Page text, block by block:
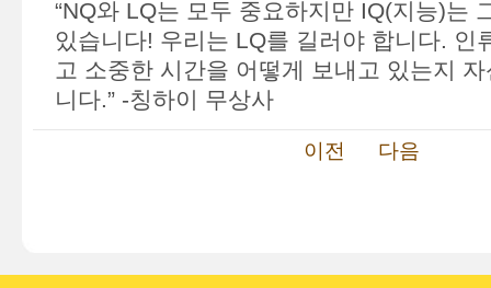
“NQ와 LQ는 모두 중요하지만 IQ(지능)는
있습니다! 우리는 LQ를 길러야 합니다. 인
고 소중한 시간을 어떻게 보내고 있는지
니다.” -칭하이 무상사
이전 다음